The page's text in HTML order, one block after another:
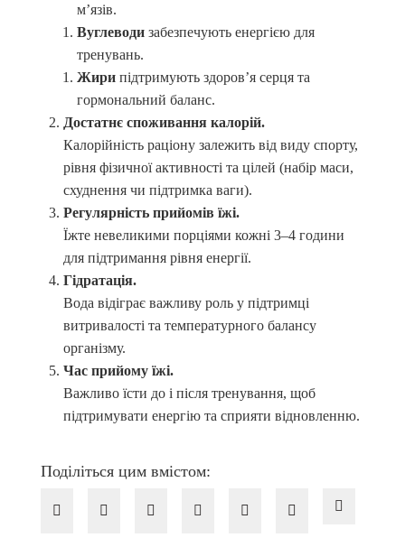
м’язів.
Вуглеводизабезпечують енергією для
тренувань.
Жирипідтримують здоров’я серця та
гормональний баланс.
Достатнє споживання калорій.
Калорійність раціону залежить від виду спорту,
рівня фізичної активності та цілей (набір маси,
схуднення чи підтримка ваги).
Регулярність прийомів їжі.
Їжте невеликими порціями кожні 3–4 години
для підтримання рівня енергії.
Гідратація.
Вода відіграє важливу роль у підтримці
витривалості та температурного балансу
організму.
Час прийому їжі.
Важливо їсти до і після тренування, щоб
підтримувати енергію та сприяти відновленню.
Поділіться цим вмістом: